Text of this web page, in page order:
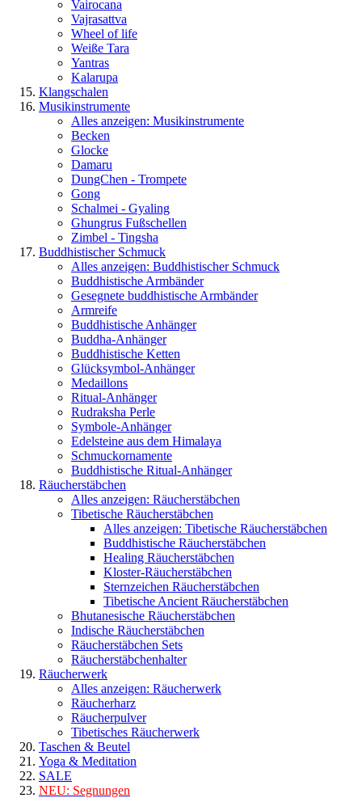
Vairocana
Vajrasattva
Wheel of life
Weiße Tara
Yantras
Kalarupa
Klangschalen
Musikinstrumente
Alles anzeigen: Musikinstrumente
Becken
Glocke
Damaru
DungChen - Trompete
Gong
Schalmei - Gyaling
Ghungrus Fußschellen
Zimbel - Tingsha
Buddhistischer Schmuck
Alles anzeigen: Buddhistischer Schmuck
Buddhistische Armbänder
Gesegnete buddhistische Armbänder
Armreife
Buddhistische Anhänger
Buddha-Anhänger
Buddhistische Ketten
Glücksymbol-Anhänger
Medaillons
Ritual-Anhänger
Rudraksha Perle
Symbole-Anhänger
Edelsteine aus dem Himalaya
Schmuckornamente
Buddhistische Ritual-Anhänger
Räucherstäbchen
Alles anzeigen: Räucherstäbchen
Tibetische Räucherstäbchen
Alles anzeigen: Tibetische Räucherstäbchen
Buddhistische Räucherstäbchen
Healing Räucherstäbchen
Kloster-Räucherstäbchen
Sternzeichen Räucherstäbchen
Tibetische Ancient Räucherstäbchen
Bhutanesische Räucherstäbchen
Indische Räucherstäbchen
Räucherstäbchen Sets
Räucherstäbchenhalter
Räucherwerk
Alles anzeigen: Räucherwerk
Räucherharz
Räucherpulver
Tibetisches Räucherwerk
Taschen & Beutel
Yoga & Meditation
SALE
NEU: Segnungen